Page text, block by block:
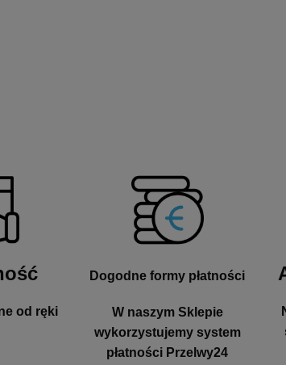
od ręki
Dogodne formy płatności
W naszym Sklepie
wykorzystujemy system
płatności Przelwy24